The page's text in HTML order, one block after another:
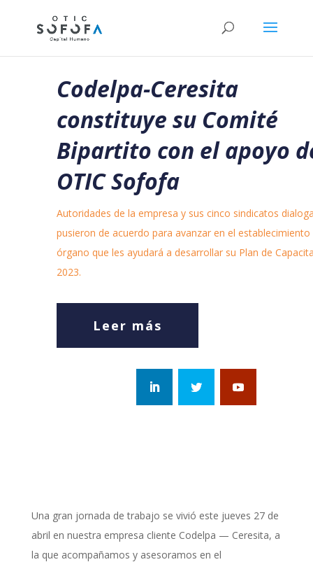
Codelpa-Ceresita
constituye su Comité
Bipartito con el apoyo
OTIC Sofofa
Autoridades de la empresa y sus cinco sindicatos
pusieron de acuerdo para avanzar en el establecimiento
órgano que les ayudará a desarrollar su Plan de
2023.
Leer más
Una gran jornada de trabajo se vivió este jueves 27 de
abril en nuestra empresa cliente Codelpa — Ceresita, a
la que acompañamos y asesoramos en el